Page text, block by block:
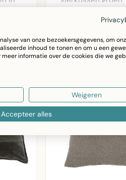
subtiel
SALE -60%
van onze bezoekersgegevens, om
inhoud te tonen en om u een
informatie over de cookies die we
Weigeren
Accepteer alles